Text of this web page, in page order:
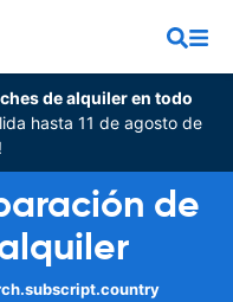
de alquiler en todo
hasta 11 de agosto de
de